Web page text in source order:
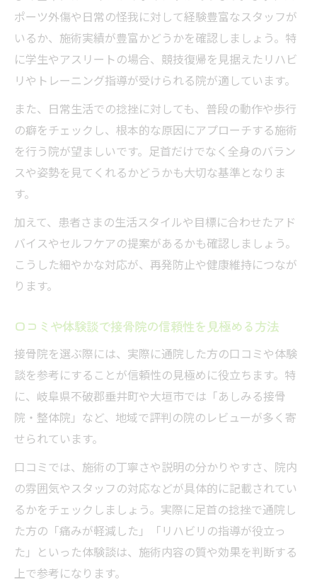
ポーツ外傷や日常の怪我に対して経験豊富なスタッフが
いるか、施術実績が豊富かどうかを確認しましょう。特
に学生やアスリートの場合、競技復帰を見据えたリハビ
リやトレーニング指導が受けられる院が適しています。
また、日常生活での捻挫に対しても、普段の動作や歩行
の癖をチェックし、根本的な原因にアプローチする施術
を行う院が望ましいです。足首だけでなく全身のバラン
スや姿勢を見てくれるかどうかも大切な基準となりま
す。
加えて、患者さまの生活スタイルや目標に合わせたアド
バイスやセルフケアの提案があるかも確認しましょう。
こうした細やかな対応が、再発防止や健康維持につなが
ります。
口コミや体験談で接骨院の信頼性を見極める方法
接骨院を選ぶ際には、実際に通院した方の口コミや体験
談を参考にすることが信頼性の見極めに役立ちます。特
に、岐阜県不破郡垂井町や大垣市では「あしみる接骨
院・整体院」など、地域で評判の院のレビューが多く寄
せられています。
口コミでは、施術の丁寧さや説明の分かりやすさ、院内
の雰囲気やスタッフの対応などが具体的に記載されてい
るかをチェックしましょう。実際に足首の捻挫で通院し
た方の「痛みが軽減した」「リハビリの指導が役立っ
た」といった体験談は、施術内容の質や効果を判断する
上で参考になります。